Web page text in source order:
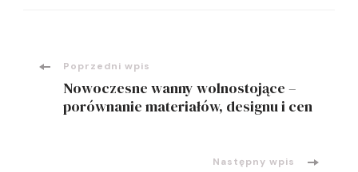
Nawigacja
wpisu
Poprzedni wpis
Nowoczesne wanny wolnostojące –
porównanie materiałów, designu i cen
Następny wpis